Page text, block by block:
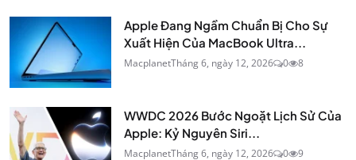
Apple Đang Ngầm Chuẩn Bị Cho Sự
Xuất Hiện Của MacBook Ultra...
MacplanetTháng 6, ngày 12, 2026 0 8
WWDC 2026 Bước Ngoặt Lịch Sử Của
Apple: Kỷ Nguyên Siri...
MacplanetTháng 6, ngày 12, 2026 0 9